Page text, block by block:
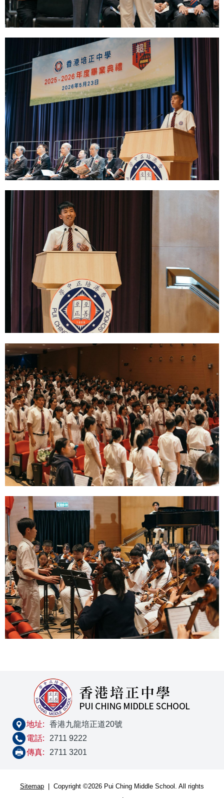
地址:
香港九龍培正道20號
電話:
2711 9222
傳真:
2711 3201
Sitemap | Copyright ©2026 Pui Ching Middle School. All rights